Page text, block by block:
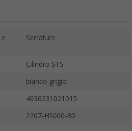
e
Serrature
Cilindro STS
bianco grigio
4036231021015
2207-HS000-80